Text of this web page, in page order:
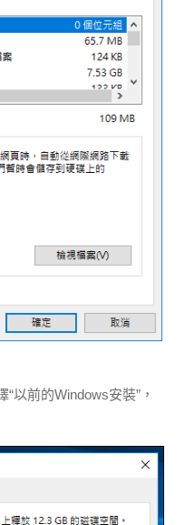
以前的Windows安裝”，